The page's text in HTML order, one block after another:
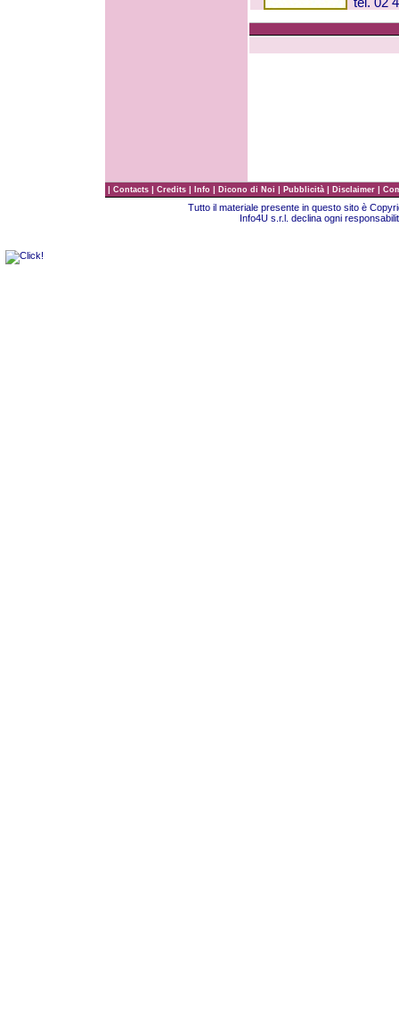
| Contacts | Credits | Info | Dicono di Noi | Pubblicità | Disclaimer |
Tutto il materiale presente in questo sito è
Info4U s.r.l. declina ogni